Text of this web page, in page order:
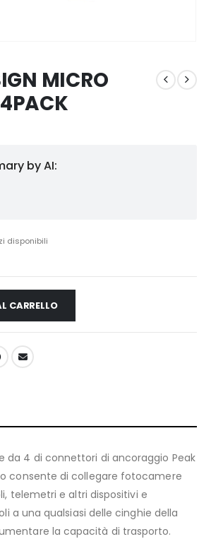
MICRO
by AI:
disponibili
CARRELLO
da 4 di connettori di ancoraggio Peak
consente di collegare fotocamere
telemetri e altri dispositivi e
a una qualsiasi delle cinghie della
la capacità di trasporto.